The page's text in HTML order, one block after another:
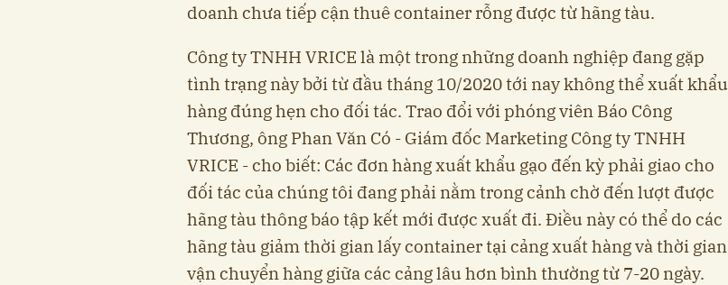
doanh chưa tiếp cận thuê container rỗng được từ hãng tàu.
Công ty TNHH VRICE là một trong những doanh nghiệp đang gặp
tình trạng này bởi từ đầu tháng 10/2020 tới nay không thể xuất khẩu
hàng đúng hẹn cho đối tác. Trao đổi với phóng viên Báo Công
Thương, ông Phan Văn Có - Giám đốc Marketing Công ty TNHH
VRICE - cho biết: Các đơn hàng xuất khẩu gạo đến kỳ phải giao cho
đối tác của chúng tôi đang phải nằm trong cảnh chờ đến lượt được
hãng tàu thông báo tập kết mới được xuất đi. Điều này có thể do các
hãng tàu giảm thời gian lấy container tại cảng xuất hàng và thời gian
vận chuyển hàng giữa các cảng lâu hơn bình thường từ 7-20 ngày.